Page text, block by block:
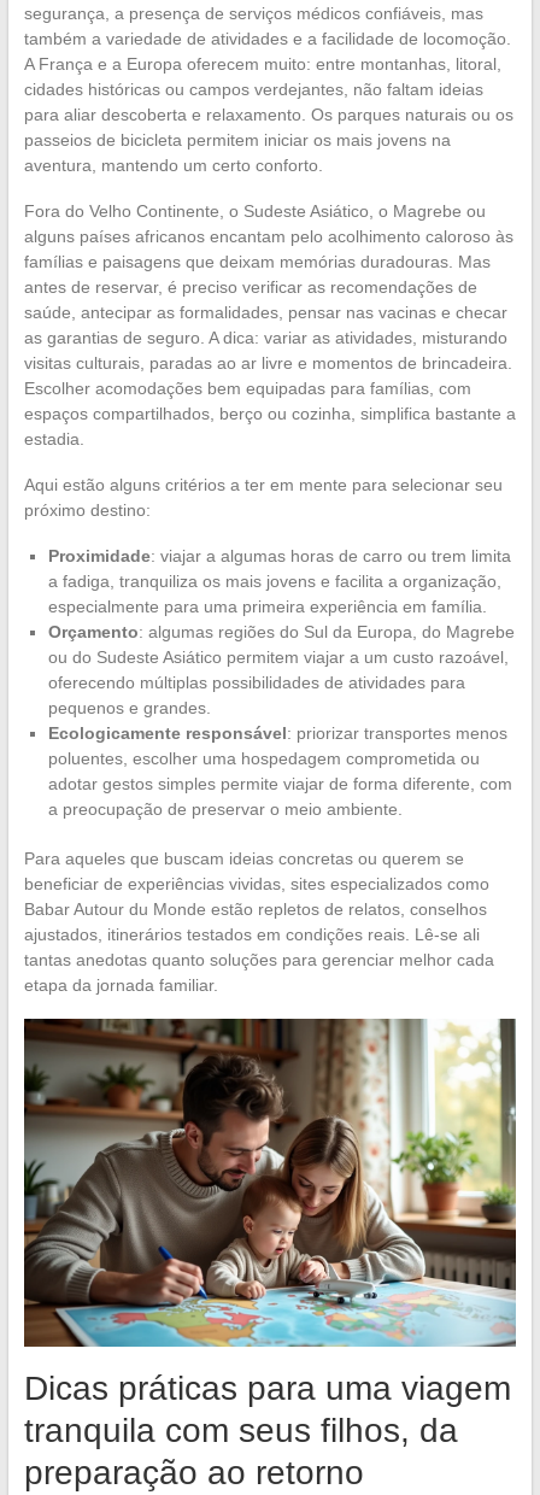
segurança, a presença de serviços médicos confiáveis, mas
também a variedade de atividades e a facilidade de locomoção.
A França e a Europa oferecem muito: entre montanhas, litoral,
cidades históricas ou campos verdejantes, não faltam ideias
para aliar descoberta e relaxamento. Os parques naturais ou os
passeios de bicicleta permitem iniciar os mais jovens na
aventura, mantendo um certo conforto.
Fora do Velho Continente, o Sudeste Asiático, o Magrebe ou
alguns países africanos encantam pelo acolhimento caloroso às
famílias e paisagens que deixam memórias duradouras. Mas
antes de reservar, é preciso verificar as recomendações de
saúde, antecipar as formalidades, pensar nas vacinas e checar
as garantias de seguro. A dica: variar as atividades, misturando
visitas culturais, paradas ao ar livre e momentos de brincadeira.
Escolher acomodações bem equipadas para famílias, com
espaços compartilhados, berço ou cozinha, simplifica bastante a
estadia.
Aqui estão alguns critérios a ter em mente para selecionar seu
próximo destino:
Proximidade: viajar a algumas horas de carro ou trem limita
a fadiga, tranquiliza os mais jovens e facilita a organização,
especialmente para uma primeira experiência em família.
Orçamento: algumas regiões do Sul da Europa, do Magrebe
ou do Sudeste Asiático permitem viajar a um custo razoável,
oferecendo múltiplas possibilidades de atividades para
pequenos e grandes.
Ecologicamente responsável: priorizar transportes menos
poluentes, escolher uma hospedagem comprometida ou
adotar gestos simples permite viajar de forma diferente, com
a preocupação de preservar o meio ambiente.
Para aqueles que buscam ideias concretas ou querem se
beneficiar de experiências vividas, sites especializados como
Babar Autour du Monde estão repletos de relatos, conselhos
ajustados, itinerários testados em condições reais. Lê-se ali
tantas anedotas quanto soluções para gerenciar melhor cada
etapa da jornada familiar.
Dicas práticas para uma viagem
tranquila com seus filhos, da
preparação ao retorno